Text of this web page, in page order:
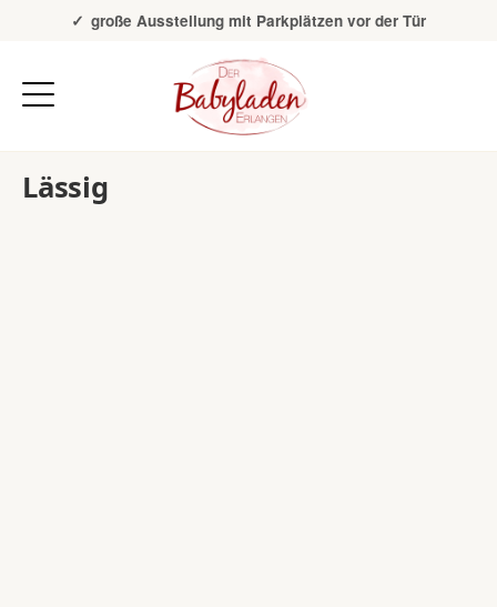
Über 20 Jahre Erfahrung
große Ausstellung mit Parkplätzen vor der Tür
Lässig